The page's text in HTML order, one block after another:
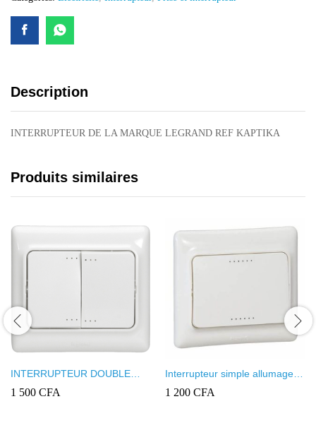
Description
INTERRUPTEUR DE LA MARQUE LEGRAND REF KAPTIKA
Produits similaires
INTERRUPTEUR DOUBLE
ALLUMAGE VA-ET-VIENT
LEGRAND KAPTIKA
1 500 CFA
Interrupteur simple allumage
lumineux blanc Ingelec Ref
Kaptika
1 200 CFA